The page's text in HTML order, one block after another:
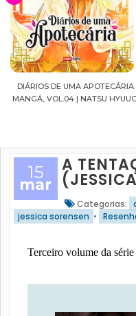
CAVALEIROS DO ZODÍACO:
SEIYA FINAL EDITION | VOL.
15
mar
A
Categorias:
jessica sorensen •
Terceiro volume da série